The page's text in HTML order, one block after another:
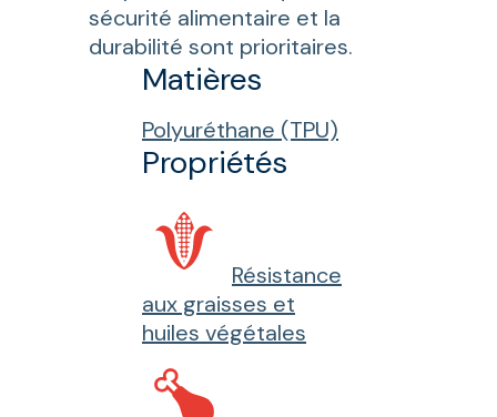
sécurité alimentaire et la
durabilité sont prioritaires.
Matières
Polyuréthane (TPU)
Propriétés
Résistance
aux graisses et
huiles végétales